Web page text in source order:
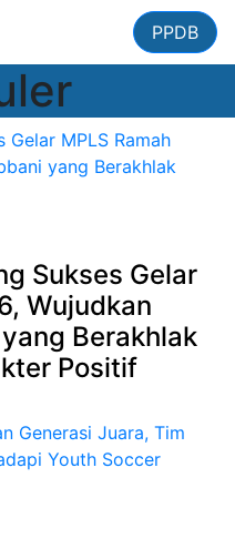
PPDB
Sukses Gelar
Wujudkan
Berakhlak
Positif